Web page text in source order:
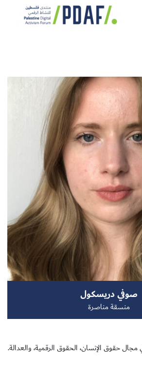
صوفي دريسكول
منسقة مناصرة
حقوق الإنسان، الحقوق الرقمية، والعدالة.